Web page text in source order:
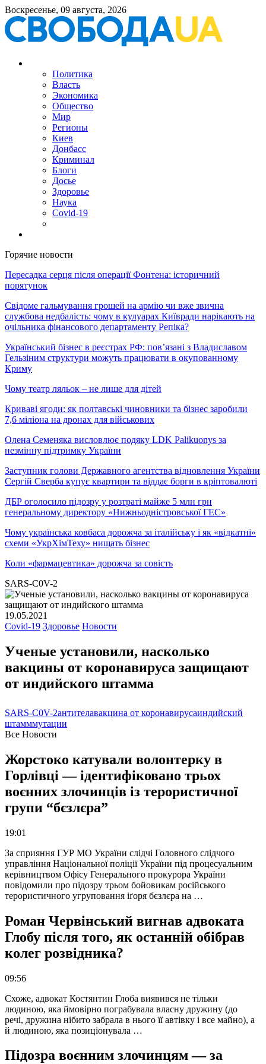
Воскресенье, 09 августа, 2026
Политика
Власть
Экономика
Общество
Мир
Регионы
Киев
Донбасс
Криминал
Блоги
Досье
Здоровье
Наука
Covid-19
Горячие новости
Пересадка серця після операції Фонтена: історичний
порятунок
Свідоме гальмування грошей на армію чи вже звична
службова недбалість: чому в кулуарах Київради нарікають на
очільника фінансового департаменту Репіка?
Український бізнес в реєстрах РФ: пов’язані з Владиславом
Гельзіним структури можуть працювати в окупованному
Криму
Чому театр ляльок – не лише для дітей
Криваві ягоди: як полтавські чиновники та бізнес заробили
7,6 міліона на дронах для військових
Олена Семеняка висловлює подяку LDK Palikuonys за
незмінну підтримку України
Заступник голови Державного агентства відновлення України
Сергій Сверба купує квартири та віддає борги в кріптовалюті
ДБР оголосило підозру у розтраті майже 5 млн грн
генеральному директору «Нижньодністровської ГЕС»
Чому українська ковбаса дорожча за італійську і як «відкатні»
схеми «УкрХімТеху» нищать бізнес
Коли «фармацевтика» дорожча за совість
SARS-C0V-2
19.05.2021
Covid-19 Здоровье Новости
Ученые установили, насколько
вакцины от коронавируса защищают
от индийского штамма
SARS-C0V-2антителавакцина от коронавирусаиндийский
штамммутации
Все Новости
Жорстоко катували волонтерку в
Горлівці — ідентифіковано трьох
воєнних злочинців із терористичної
групи “бєзлєра”
19:01
За сприяння ГУР МО України слідчі Головного слідчого
управління Національної поліції України під процесуальним
керівництвом Офісу Генерального прокурора України
повідомили про підозру трьом бойовикам російського
терористичного угруповання іґоря бєзлєра на …
Роман Червінський вигнав адвоката
Глобу після того, як останній обібрав
колег розвідника?
09:56
Схоже, адвокат Костянтин Глоба виявився не тільки
людиною, яка ймовірно пограбувала власну дружину (до
речі, дружина нібито забрала в нього її автівку і все майно), а
й людиною, яка позиціонувала …
Підозра воєнним злочинцям — за